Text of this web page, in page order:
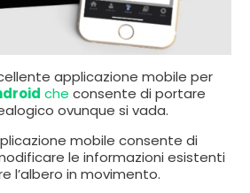
applicazione mobile per
che consente di portare
ovunque si vada.
mobile consente di
le informazioni esistenti
l’albero in movimento.